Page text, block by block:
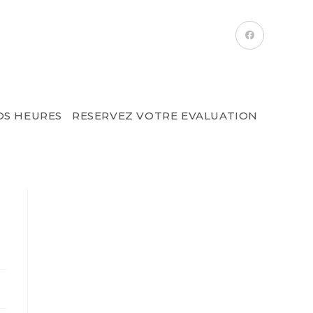
HEURES RESERVEZ VOTRE EVALUATION